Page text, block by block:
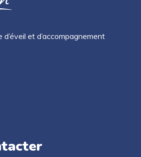
d’éveil et d’accompagnement